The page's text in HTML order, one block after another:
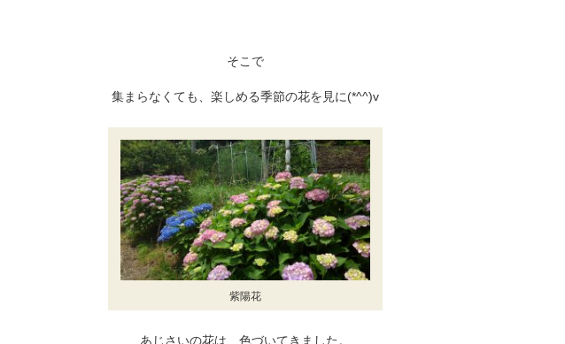
そこで
集まらなくても、楽しめる季節の花を見に(*^^)v
紫陽花
あじさいの花は、色づいてきました。